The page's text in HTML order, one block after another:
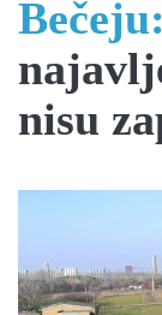
Bečeju:
nisu